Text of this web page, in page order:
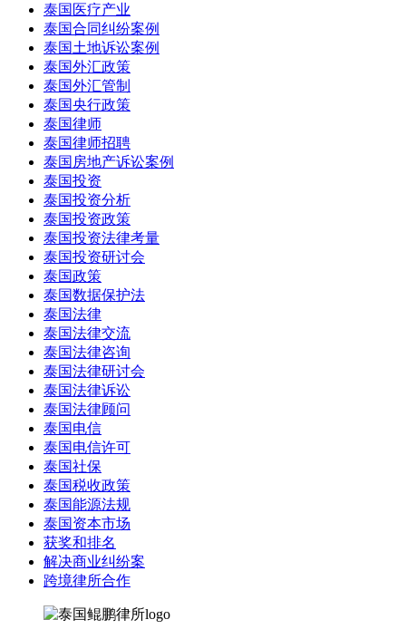
泰国医疗产业
泰国合同纠纷案例
泰国土地诉讼案例
泰国外汇政策
泰国外汇管制
泰国央行政策
泰国律师
泰国律师招聘
泰国房地产诉讼案例
泰国投资
泰国投资分析
泰国投资政策
泰国投资法律考量
泰国投资研讨会
泰国政策
泰国数据保护法
泰国法律
泰国法律交流
泰国法律咨询
泰国法律研讨会
泰国法律诉讼
泰国法律顾问
泰国电信
泰国电信许可
泰国社保
泰国税收政策
泰国能源法规
泰国资本市场
获奖和排名
解决商业纠纷案
跨境律所合作